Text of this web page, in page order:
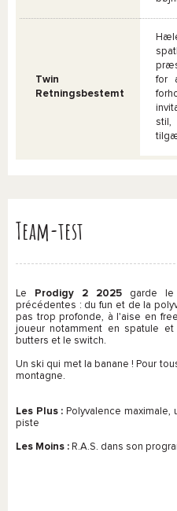
Twin
Retningsbestemt
for
Team-test
Le Prodigy 2 2025 garde le
précédentes : du fun et de la
pas trop profonde, à l'aise en
joueur notamment en spatule
butters et le switch.
Un ski qui met la banane ! Pour
montagne.
Les Plus : Polyvalence
piste
Les Moins : R.A.S. dans son